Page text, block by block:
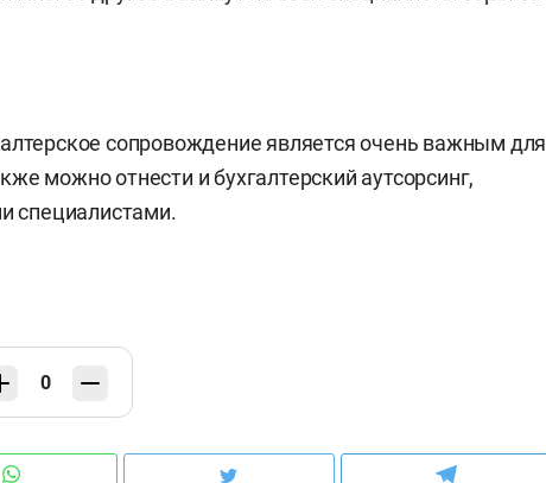
сопровождение является очень важным для
можно отнести и бухгалтерский аутсорсинг,
специалистами.
0